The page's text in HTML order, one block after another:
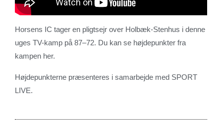
Horsens IC tager en pligtsejr over Holbæk-Stenhus i denne
uges TV-kamp på 87–72. Du kan se højdepunkter fra
kampen her.
Højdepunkterne præsenteres i samarbejde med SPORT
LIVE.